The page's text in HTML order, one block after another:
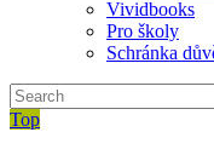
Vividbooks
Pro školy
Schránka
Top